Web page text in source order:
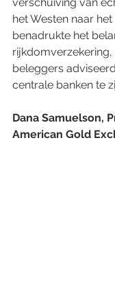
het Westen naar
benadrukte het
rijkdomverzekering,
beleggers
centrale banken te
Dana Samuelson,
American Gold